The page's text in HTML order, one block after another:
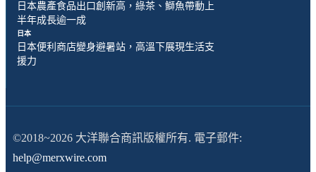
日本農產食品出口創新高，綠茶、鰤魚帶動上
半年成長逾一成
日本
日本便利商店變身避暑站，高溫下展現生活支
援力
©2018~2026 大洋聯合商訊版權所有. 電子郵件:
help@merxwire.com